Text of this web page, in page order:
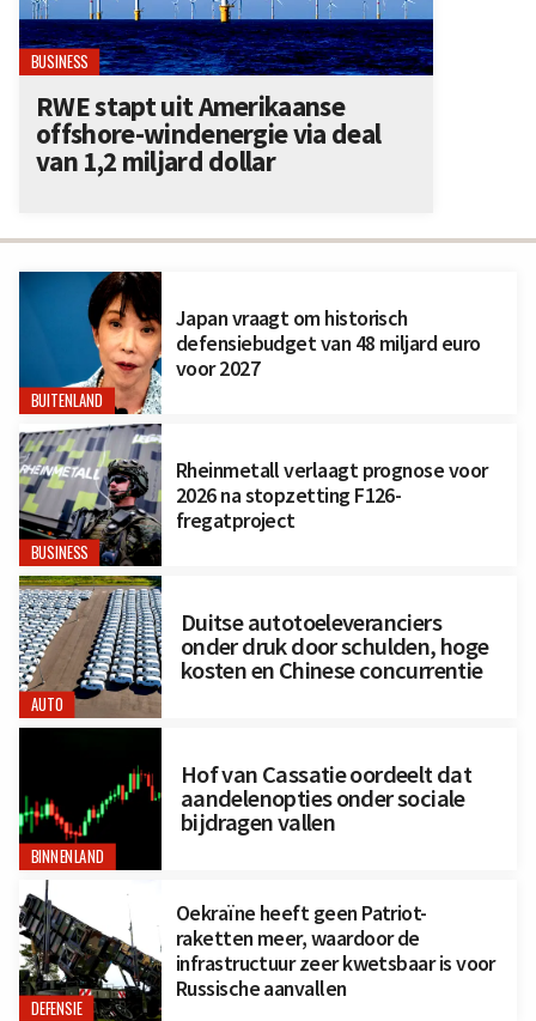
BUITENLAND
Japan vraagt om historisch
defensiebudget van 48 miljard euro
voor 2027
BUSINESS
Rheinmetall verlaagt prognose voor
2026 na stopzetting F126-
fregatproject
AUTO
Duitse autotoeleveranciers
onder druk door schulden, hoge
kosten en Chinese concurrentie
BINNENLAND
Hof van Cassatie oordeelt dat
aandelenopties onder sociale
bijdragen vallen
DEFENSIE
Oekraïne heeft geen Patriot-
raketten meer, waardoor de
infrastructuur zeer kwetsbaar is voor
Russische aanvallen
BUSINESS
RWE stapt uit Amerikaanse
offshore-windenergie via deal
van 1,2 miljard dollar